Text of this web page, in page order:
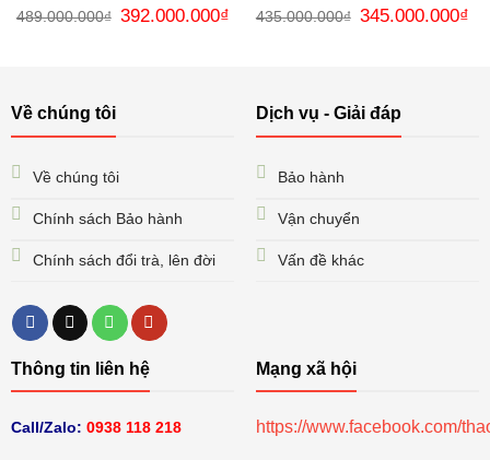
489.000.000₫
Giá
gốc
392.000.000₫Giá
435.000.000₫
Giá
gốc
345.000.000₫
Về chúng tôi
Về chúng tôi
Chính sách Bảo hành
Chính sách đổi trà, lên đời
Dịch vụ - Giải đáp
Bảo hành
Vận chuyển
Vấn đề khác
Thông tin liên hệ
Call/Zalo: 0938 118 218
Mạng xã hội
https://www.facebook.com/